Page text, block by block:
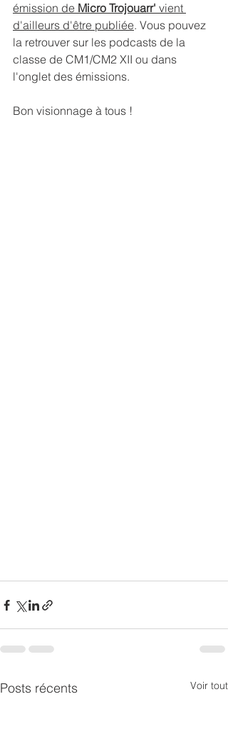
émission de Micro Trojouarr' vient
d'ailleurs d'être publiée. Vous pouvez
la retrouver sur les podcasts de la
classe de CM1/CM2 XII ou dans
l'onglet des émissions.
Bon visionnage à tous !
Posts récents Voir tout